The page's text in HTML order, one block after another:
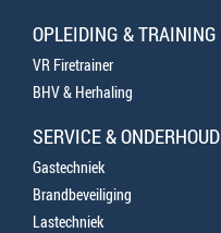
OPLEIDING & TRAINING
VR Firetrainer
BHV & Herhaling
SERVICE & ONDERHOUD
Gastechniek
Brandbeveiliging
Lastechniek